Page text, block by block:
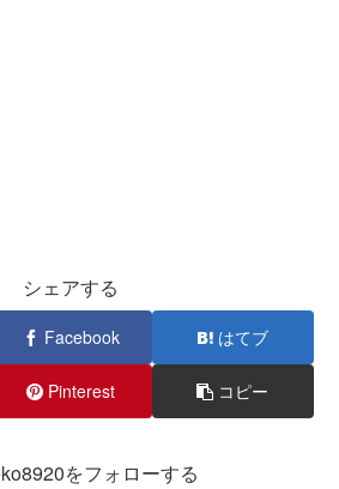
シェアする
Facebook はてブ
Pinterest コピー
をフォローする